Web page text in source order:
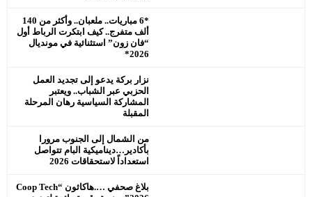
*6 مباريات.. ملعبان.. وأكثر من 140
ألف متفرج.. كيف ابتكرت الرباط أول
“فان زون” استثنائية في مونديال
2026*
نزار بركة يدعو إلى تجديد العمل
الحزبي عبر الشباب.. ويعتبر
المشاركة السياسية رهان المرحلة
المقبلة
من الشمال إلى الجنوب مرورا
بأكادير…ديناميكية البام تتواصل
استعداداً لاستحقاقات 2026
بلاغ صحفي ….هاكاثون “Coop Tech